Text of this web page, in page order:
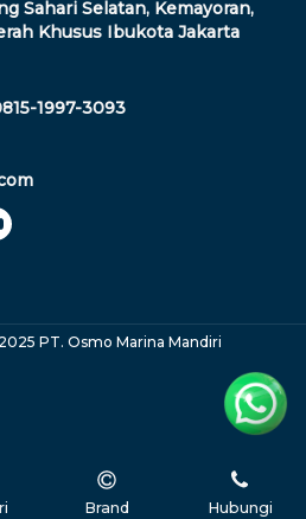
Sahari Selatan, Kemayoran,
Khusus Ibukota Jakarta
1997-3093
PT. Osmo Marina Mandiri